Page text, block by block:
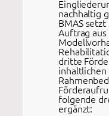
nachhaltig
BMAS
Auftrag aus
dritte
folgende
ergänzt: